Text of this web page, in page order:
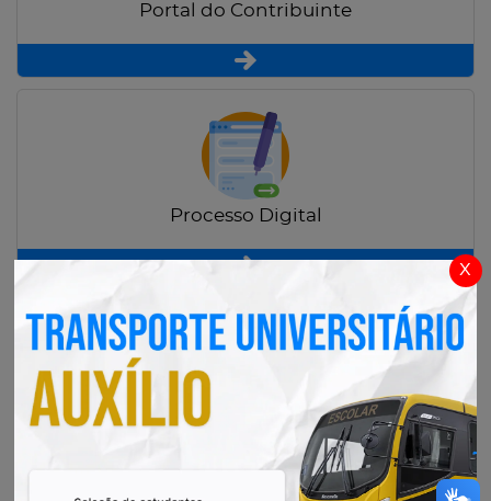
x
Portal do Contribuinte
Processo Digital
Radar Transparência Pública